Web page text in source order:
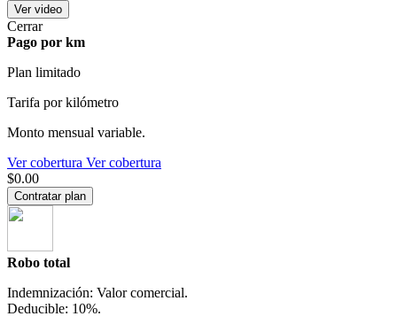
Ver video
Cerrar
Pago por km
Plan limitado
Tarifa por kilómetro
Monto mensual variable.
Ver cobertura Ver cobertura
$0.00
Contratar plan
Robo total
Indemnización: Valor comercial.
Deducible: 10%.